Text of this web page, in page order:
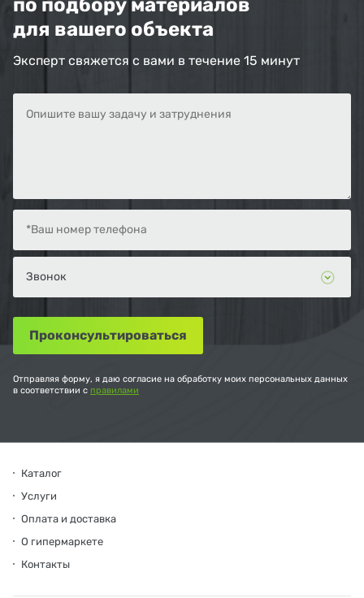
по подбору материалов
для вашего объекта
Эксперт свяжется с вами в течение 15 минут
Отправляя форму, я даю согласие на обработку моих персональных данных
в соответствии с правилами
Каталог
Услуги
Оплата и доставка
О гипермаркете
Контакты